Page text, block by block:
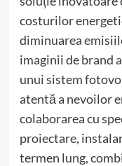
costurilor
diminuarea
imaginii de brand
unui sistem
atentă a nevoilor
colaborarea cu
proiectare,
termen lung,